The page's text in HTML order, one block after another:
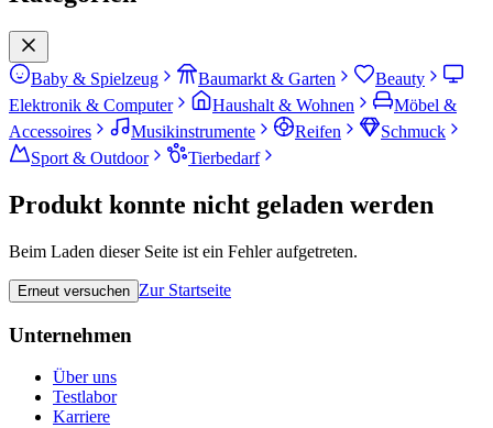
Baby & Spielzeug Baumarkt & Garten
Beauty
Elektronik & Computer
Haushalt & Wohnen
Möbel &
Accessoires
Musikinstrumente Reifen
Schmuck
Sport & Outdoor
Tierbedarf
Produkt konnte nicht geladen werden
Beim Laden dieser Seite ist ein Fehler aufgetreten.
Erneut versuchen Zur Startseite
Unternehmen
Über uns
Testlabor
Karriere